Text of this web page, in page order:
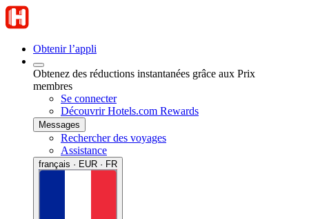
Obtenir l’appli
Obtenez des réductions instantanées grâce aux Prix
membres
Se connecter
Découvrir Hotels.com Rewards
Messages
Rechercher des voyages
Assistance
français · EUR · FR